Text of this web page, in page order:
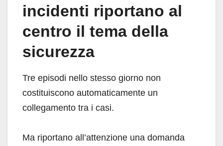
incidenti riportano al
centro il tema della
sicurezza
Tre episodi nello stesso giorno non
costituiscono automaticamente un
collegamento tra i casi.
Ma riportano all’attenzione una domanda